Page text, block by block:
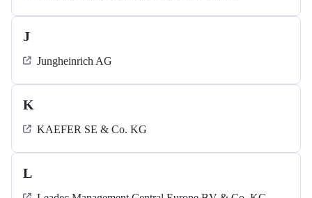
J
Jungheinrich AG
K
KAEFER SE & Co. KG
L